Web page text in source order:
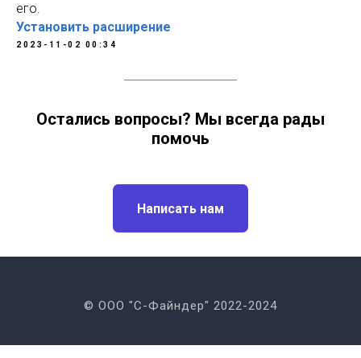
его.
Установить расширение
2023-11-02 00:34
Остались вопросы? Мы всегда рады
помочь
Написать нам
© ООО "С-Файндер" 2022-2024